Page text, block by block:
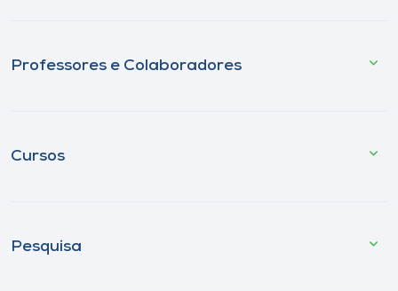
Professores e Colaboradores
Cursos
Pesquisa